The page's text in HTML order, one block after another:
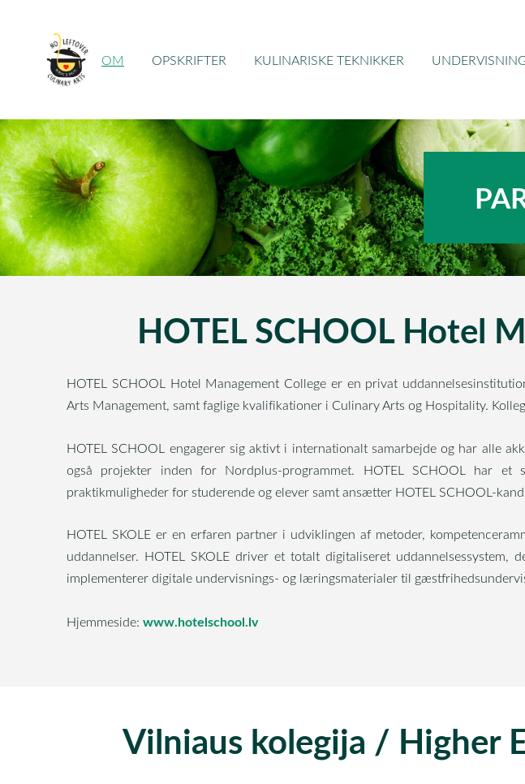
OM OPSKRIFTER KULINARISKE TEKNIKKER
HOTEL SCHOOL Hotel
HOTEL SCHOOL Hotel Management College er en privat
Arts Management, samt faglige kvalifikationer i Culinary Arts og Hospitality.
HOTEL SCHOOL engagerer sig aktivt i internationalt samarbejde og har alle
også projekter inden for Nordplus-programmet. HOTEL SCHOOL har
praktikmuligheder for studerende og elever samt ansætter HOTEL SCHOOL-
HOTEL SKOLE er en erfaren partner i udviklingen af metoder,
uddannelser. HOTEL SKOLE driver et totalt digitaliseret
implementerer digitale undervisnings- og læringsmaterialer til
Hjemmeside: www.hotelschool.lv
Vilniaus kolegija / Higher